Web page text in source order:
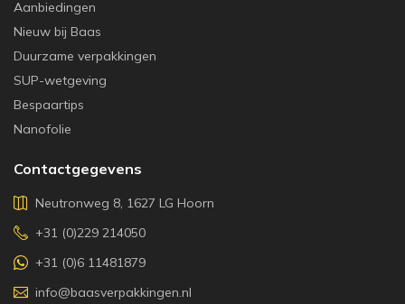
Aanbiedingen
Nieuw bij Baas
Duurzame verpakkingen
SUP-wetgeving
Bespaartips
Nanofolie
Contactgegevens
Neutronweg 8, 1627 LG Hoorn
+31 (0)229 214050
+31 (0)6 11481879
info@baasverpakkingen.nl